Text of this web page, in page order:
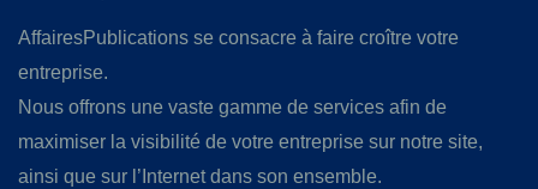
AffairesPublications se consacre à faire croître votre
entreprise.
Nous offrons une vaste gamme de services afin de
maximiser la visibilité de votre entreprise sur notre site,
ainsi que sur l’Internet dans son ensemble.